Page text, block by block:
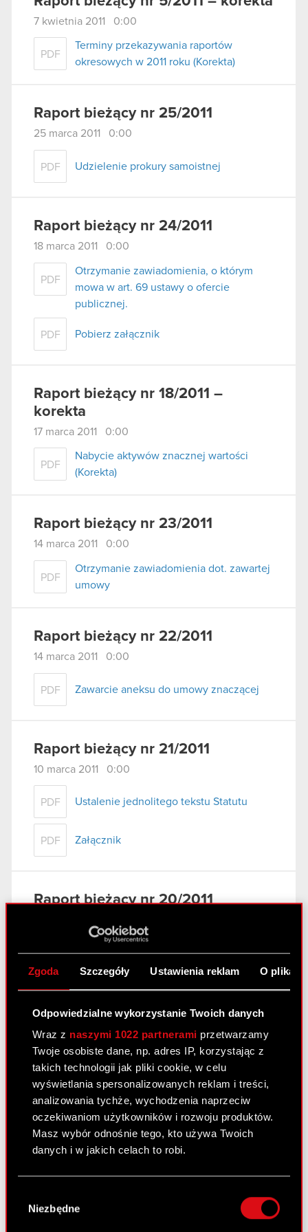
Zgoda Szczegóły Ustawienia reklam O
Odpowiedzialne wykorzystanie Twoich danych
Wraz z naszymi 1022 partnerami przetwarzamy
Twoje osobiste dane, np. adres IP, korzystając z
takich technologii jak pliki cookie, w celu
wyświetlania spersonalizowanych reklam i treści,
analizowania tychże, wychodzenia naprzeciw
oczekiwaniom użytkowników i rozwoju produktów.
Masz wybór odnośnie tego, kto używa Twoich
danych i w jakich celach to robi.
lokalizacji geograficznej z dokładnością nawet
zgody
Niezbędne
7 kwietnia 2011 0:00
PDF
Terminy przekazywania raportów
okresowych w 2011 roku (Korekta)
Raport bieżący nr 25/2011
25 marca 2011 0:00
PDF Udzielenie prokury samoistnej
Raport bieżący nr 24/2011
18 marca 2011 0:00
PDF
Otrzymanie zawiadomienia, o którym
mowa w art. 69 ustawy o ofercie
publicznej.
PDF Pobierz załącznik
Raport bieżący nr 18/2011 –
korekta
17 marca 2011 0:00
PDF
Nabycie aktywów znacznej wartości
(Korekta)
Raport bieżący nr 23/2011
14 marca 2011 0:00
PDF
Otrzymanie zawiadomienia dot. zawartej
umowy
Raport bieżący nr 22/2011
14 marca 2011 0:00
PDF Zawarcie aneksu do umowy znaczącej
Raport bieżący nr 21/2011
10 marca 2011 0:00
PDF Ustalenie jednolitego tekstu Statutu
PDF Załącznik
Raport bieżący nr 20/2011
PDF
Otrzymanie zawiadomienia, o którym
publicznej.
PDF Załącznik
Raport bieżący nr 19/2011
25 lutego 2011 0:00
PDF Raport bieżący nr 19/2011
PDF Załącznik 1